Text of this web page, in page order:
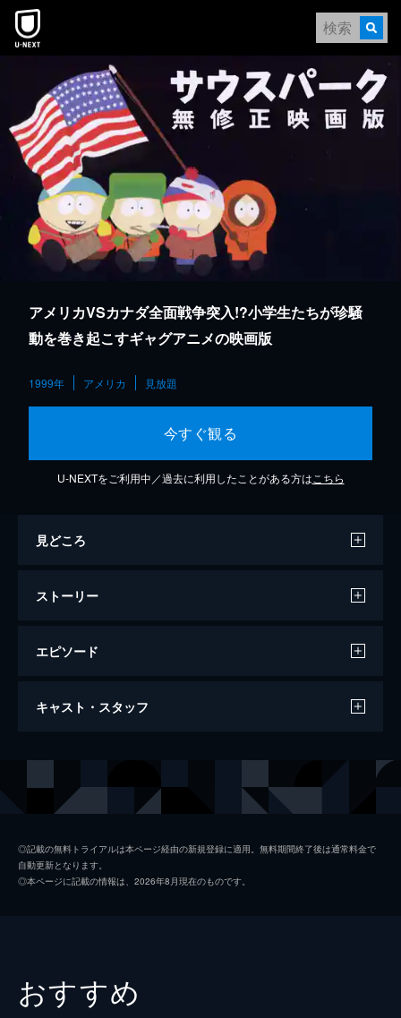
本文へスキップ
アメリカVSカナダ全面戦争突入!?小学生たちが珍騒
動を巻き起こすギャグアニメの映画版
1999年 アメリカ 見放題
今すぐ観る
U-NEXTをご利用中／過去に利用したことがある方は こちら
見どころ
ストーリー
エピソード
サウスパーク／無修正映画版
キャスト・スタッフ
マット・ストーン
音楽
◎記載の無料トライアルは本ページ経由の新規登録に適用。無料期間終了後は通常料金で
自動更新となります。
◎本ページに記載の情報は、2026年8月現在のものです。
おすすめ